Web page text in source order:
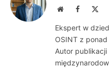
WebsiteFacebook
Ekspert w
OSINT z
Autor publikacji